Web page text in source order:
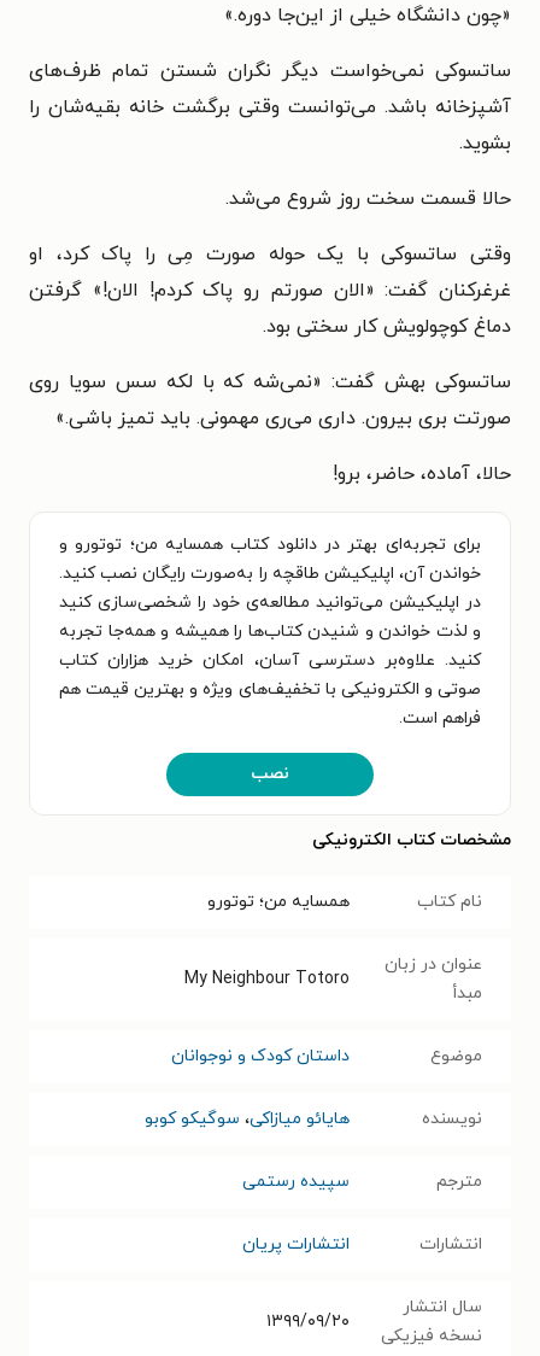
«چون دانشگاه خیلی از این‌جا دوره.»
ساتسوکی نمی‌خواست دیگر نگران شستن تمام ظرف‌های
آشپزخانه باشد. می‌توانست وقتی برگشت خانه بقیه‌شان را
بشوید.
حالا قسمت سخت روز شروع می‌شد.
وقتی ساتسوکی با یک حوله صورت مِی را پاک کرد، او
غرغرکنان گفت: «الان صورتم رو پاک کردم! الان!» گرفتن
دماغ کوچولویش کار سختی بود.
ساتسوکی بهش گفت: «نمی‌شه که با لکه سس سویا روی
صورتت بری بیرون. داری می‌ری مهمونی. باید تمیز باشی.»
حالا، آماده، حاضر، برو!
برای تجربه‌ای بهتر در دانلود کتاب همسایه من؛ توتورو و
خواندن آن، اپلیکیشن طاقچه را به‌صورت رایگان نصب کنید.
در اپلیکیشن می‌توانید مطالعه‌ی خود را شخصی‌سازی کنید
و لذت خواندن و شنیدن کتاب‌ها را همیشه و همه‌جا تجربه
کنید. علاوه‌بر دسترسی آسان، امکان خرید هزاران کتاب
صوتی و الکترونیکی با تخفیف‌های ویژه و بهترین قیمت هم
فراهم است.
نصب
مشخصات کتاب الکترونیکی
نام کتاب همسایه من؛ توتورو
عنوان در زبان
مبدأ
My Neighbour Totoro
موضوع داستان کودک و نوجوانان
نویسنده هایائو میازاکی، سوگیکو کوبو
مترجم سپیده رستمی
انتشارات انتشارات پریان
سال انتشار
نسخه فیزیکی
۱۳۹۹/۰۹/۲۰